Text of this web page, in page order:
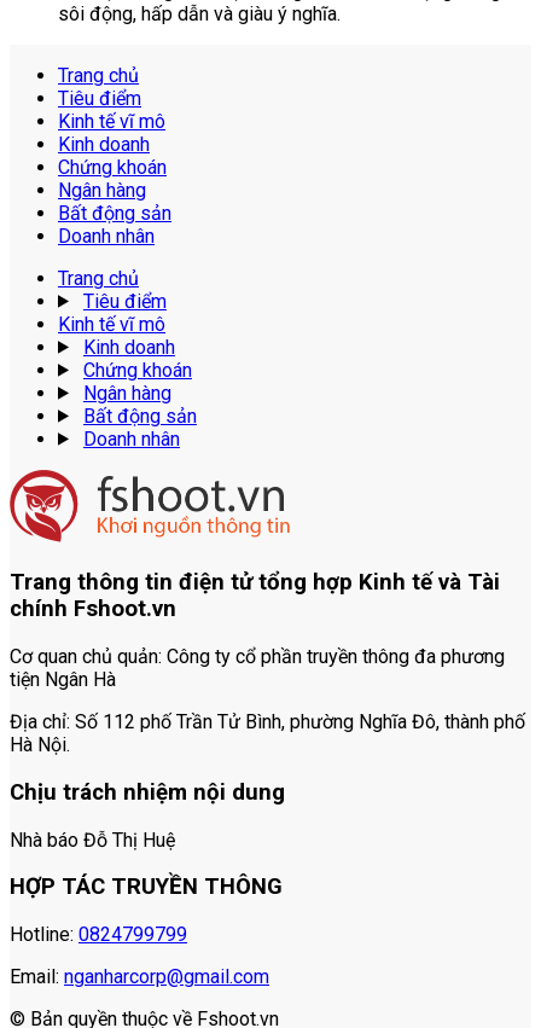
sôi động, hấp dẫn và giàu ý nghĩa.
Trang chủ
Tiêu điểm
Kinh tế vĩ mô
Kinh doanh
Chứng khoán
Ngân hàng
Bất động sản
Doanh nhân
Trang chủ
Tiêu điểm
Kinh tế vĩ mô
Kinh doanh
Chứng khoán
Ngân hàng
Bất động sản
Doanh nhân
Trang thông tin điện tử tổng hợp Kinh tế và Tài
chính Fshoot.vn
Cơ quan chủ quản: Công ty cổ phần truyền thông đa phương
tiện Ngân Hà
Địa chỉ: Số 112 phố Trần Tử Bình, phường Nghĩa Đô, thành phố
Hà Nội.
Chịu trách nhiệm nội dung
Nhà báo Đỗ Thị Huệ
HỢP TÁC TRUYỀN THÔNG
Hotline: 0824799799
Email: nganharcorp@gmail.com
© Bản quyền thuộc về Fshoot.vn